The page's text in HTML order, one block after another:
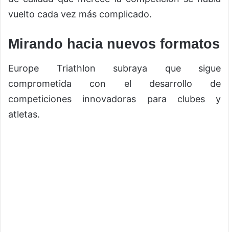
vuelto cada vez más complicado.
Mirando hacia nuevos formatos
Europe Triathlon subraya que sigue
comprometida con el desarrollo de
competiciones innovadoras para clubes y
atletas.